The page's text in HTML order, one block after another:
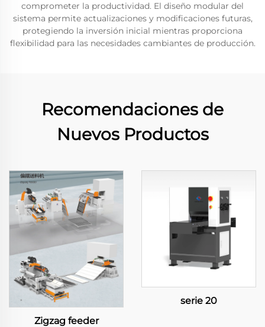
comprometer la productividad. El diseño modular del
sistema permite actualizaciones y modificaciones futuras,
protegiendo la inversión inicial mientras proporciona
flexibilidad para las necesidades cambiantes de producción.
Recomendaciones de
Nuevos Productos
Zigzag feeder
serie 20